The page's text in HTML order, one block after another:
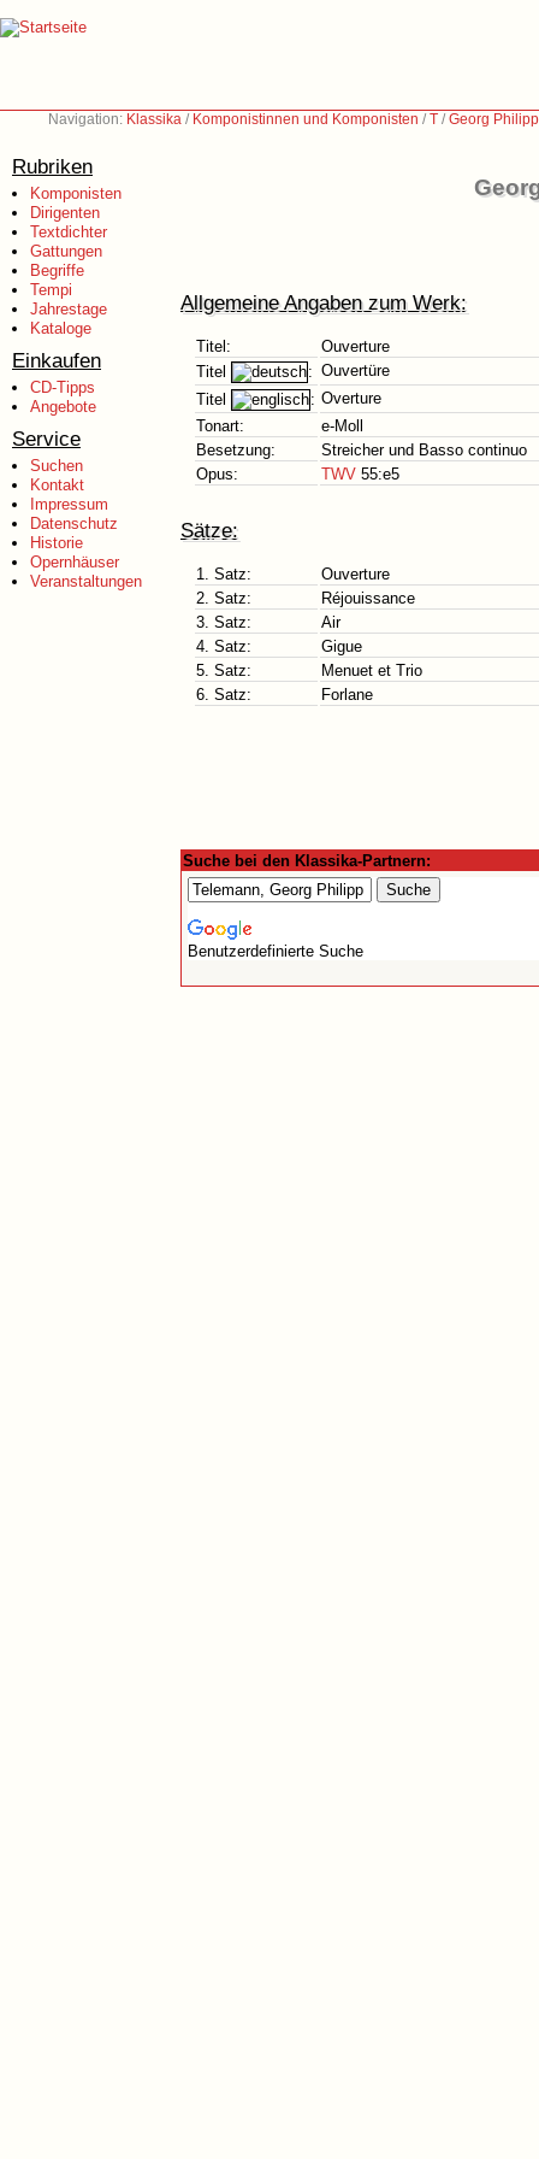
Navigation: Klassika / Komponistinnen und Komponisten /T /Georg
Rubriken
Komponisten
Dirigenten
Textdichter
Gattungen
Begriffe
Tempi
Jahrestage
Kataloge
Einkaufen
CD-Tipps
Angebote
Service
Suchen
Kontakt
Impressum
Datenschutz
Historie
Opernhäuser
Veranstaltungen
Allgemeine Angaben zum Werk:
Titel:
Ouverture
Titel
: Ouvertüre
Titel
: Overture
Tonart:
e-Moll
Besetzung:
Streicher und Basso continuo
Opus:
TWV 55:e5
Sätze:
1. Satz:
Ouverture
2. Satz:
Réjouissance
3. Satz:
Air
4. Satz:
Gigue
5. Satz:
Menuet et Trio
6. Satz:
Forlane
Suche bei den Klassika-Partnern:
Benutzerdefinierte Suche